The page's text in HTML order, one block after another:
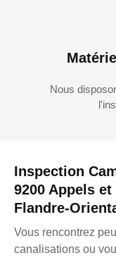
Inspection
9200 Appels
Flandre-
Vous rencontrez
canalisations ou
Nous